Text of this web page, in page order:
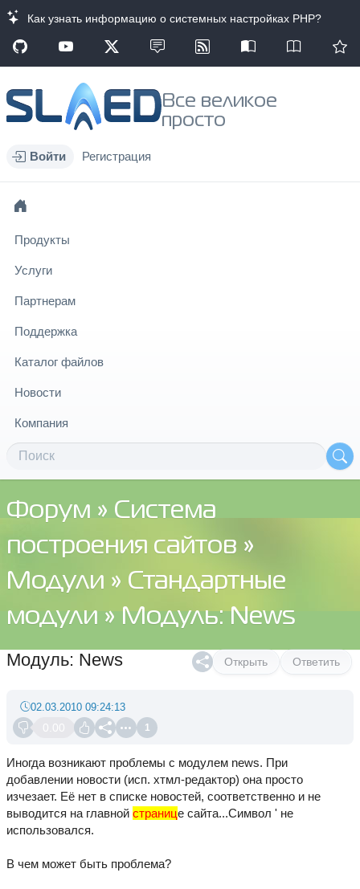
Как узнать информацию о системных настройках PHP?
Все великое
просто
Войти Регистрация
Продукты
Услуги
Партнерам
Поддержка
Каталог файлов
Новости
Компания
Форум » Система
построения сайтов »
Модули » Стандартные
модули » Модуль: News
Открыть Ответить
Модуль: News
0.00 1
02.03.2010 09:24:13
Иногда возникают проблемы с модулем news. При
добавлении новости (исп. хтмл-редактор) она просто
изчезает. Её нет в списке новостей, соответственно и не
выводится на главной странице сайта...Символ ' не
использовался.
В чем может быть проблема?